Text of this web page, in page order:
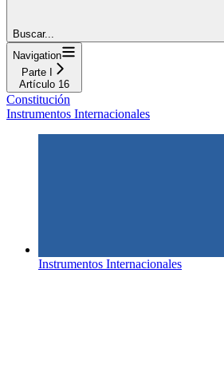
Buscar...
Navigation
Parte I
Artículo 16
Constitución
Instrumentos Internacionales
Instrumentos Internacionales